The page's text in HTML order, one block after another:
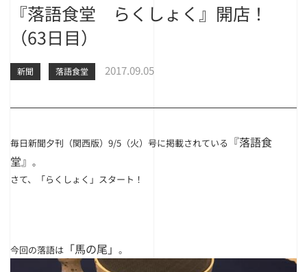
『落語食堂 らくしょく』開店！
（63日目）
新聞 落語食堂 2017.09.05
毎日新聞夕刊（関西版）9/5（火）号に掲載されている 『落語食
堂』 。
さて、「らくしょく」スタート！
今回の落語は 「馬の尾」 。